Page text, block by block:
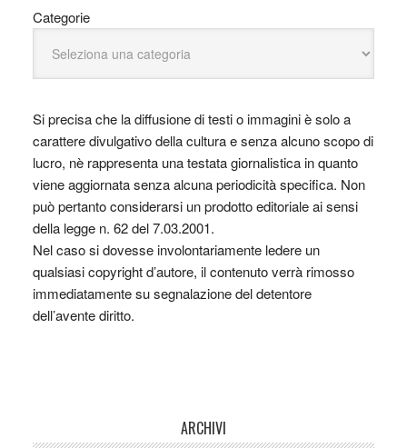
Categorie
Si precisa che la diffusione di testi o immagini è solo a
carattere divulgativo della cultura e senza alcuno scopo di
lucro, nè rappresenta una testata giornalistica in quanto
viene aggiornata senza alcuna periodicità specifica. Non
può pertanto considerarsi un prodotto editoriale ai sensi
della legge n. 62 del 7.03.2001.
Nel caso si dovesse involontariamente ledere un
qualsiasi copyright d’autore, il contenuto verrà rimosso
immediatamente su segnalazione del detentore
dell’avente diritto.
ARCHIVI